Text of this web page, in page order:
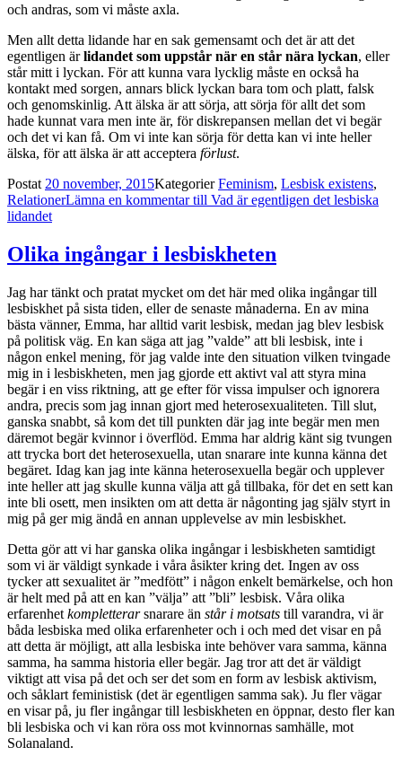
och andras, som vi måste axla.
Men allt detta lidande har en sak gemensamt och det är att det
egentligen ärlidandet som uppstår när en står nära lyckan, eller
står mitt i lyckan. För att kunna vara lycklig måste en också ha
kontakt med sorgen, annars blick lyckan bara tom och platt, falsk
och genomskinlig. Att älska är att sörja, att sörja för allt det som
hade kunnat vara men inte är, för diskrepansen mellan det vi begär
och det vi kan få. Om vi inte kan sörja för detta kan vi inte heller
älska, för att älska är att acceptera förlust.
Postat 20 november, 2015KategorierFeminism, Lesbisk existens,
RelationerLämna en kommentartill Vad är egentligen det lesbiska
lidandet
Olika ingångar i lesbiskheten
Jag har tänkt och pratat mycket om det här med olika ingångar till
lesbiskhet på sista tiden, eller de senaste månaderna. En av mina
bästa vänner, Emma, har alltid varit lesbisk, medan jag blev lesbisk
på politisk väg. En kan säga att jag ”valde” att bli lesbisk, inte i
någon enkel mening, för jag valde inte den situation vilken tvingade
mig in i lesbiskheten, men jag gjorde ett aktivt val att styra mina
begär i en viss riktning, att ge efter för vissa impulser och ignorera
andra, precis som jag innan gjort med heterosexualiteten. Till slut,
ganska snabbt, så kom det till punkten där jag inte begär men men
däremot begär kvinnor i överflöd. Emma har aldrig känt sig tvungen
att trycka bort det heterosexuella, utan snarare inte kunna känna det
begäret. Idag kan jag inte känna heterosexuella begär och upplever
inte heller att jag skulle kunna välja att gå tillbaka, för det en sett kan
inte bli osett, men insikten om att detta är någonting jag själv styrt in
mig på ger mig ändå en annan upplevelse av min lesbiskhet.
Detta gör att vi har ganska olika ingångar i lesbiskheten samtidigt
som vi är väldigt synkade i våra åsikter kring det. Ingen av oss
tycker att sexualitet är ”medfött” i någon enkelt bemärkelse, och hon
är helt med på att en kan ”välja” att ”bli” lesbisk. Våra olika
erfarenhet kompletterarsnarare än står i motsats till varandra, vi är
båda lesbiska med olika erfarenheter och i och med det visar en på
att detta är möjligt, att alla lesbiska inte behöver vara samma, känna
samma, ha samma historia eller begär. Jag tror att det är väldigt
viktigt att visa på det och ser det som en form av lesbisk aktivism,
och såklart feministisk (det är egentligen samma sak). Ju fler vägar
en visar på, ju fler ingångar till lesbiskheten en öppnar, desto fler kan
bli lesbiska och vi kan röra oss mot kvinnornas samhälle, mot
Solanaland.